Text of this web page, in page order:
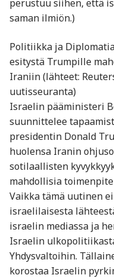
perustuu siihen, että
saman ilmiön.)
Politiikka ja
esitystä Trumpille
Iraniin (lähteet:
uutisseuranta)
Israelin pääministeri
suunnittelee
presidentin Donald
huolensa Iranin
sotilaallisten
mahdollisia
Vaikka tämä uutinen
israelilaisesta
israelin mediassa ja
Israelin
Yhdysvaltoihin.
korostaa Israelin